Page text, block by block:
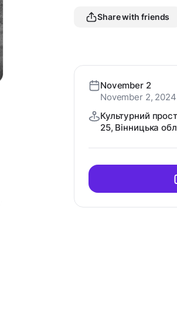
Share with friends
November 2
November 2,
Культурний
25, Вінницька